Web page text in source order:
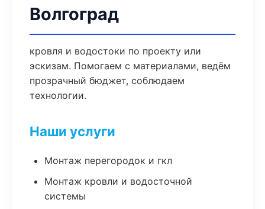
Волгоград
кровля и водостоки по проекту или
эскизам. Помогаем с материалами, ведём
прозрачный бюджет, соблюдаем
технологии.
Наши услуги
Монтаж перегородок и гкл
Монтаж кровли и водосточной
системы